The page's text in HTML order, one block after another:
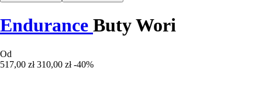
Endurance Buty Wori
Od
517,00 zł 310,00 zł -40%